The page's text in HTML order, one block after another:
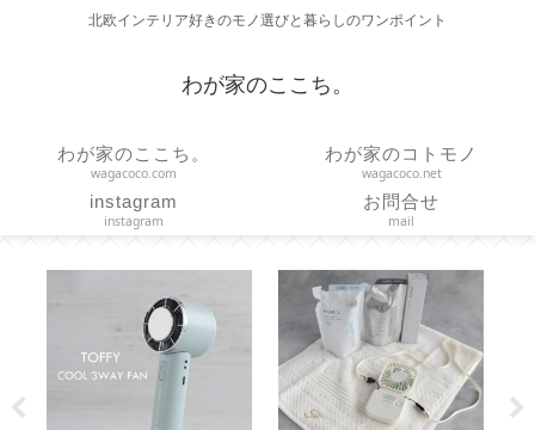
北欧インテリア好きのモノ選びと暮らしのワンポイント
わが家のここち。
わが家のここち。
wagacoco.com
わが家のコトモノ
wagacoco.net
instagram
instagram
お問合せ
mail